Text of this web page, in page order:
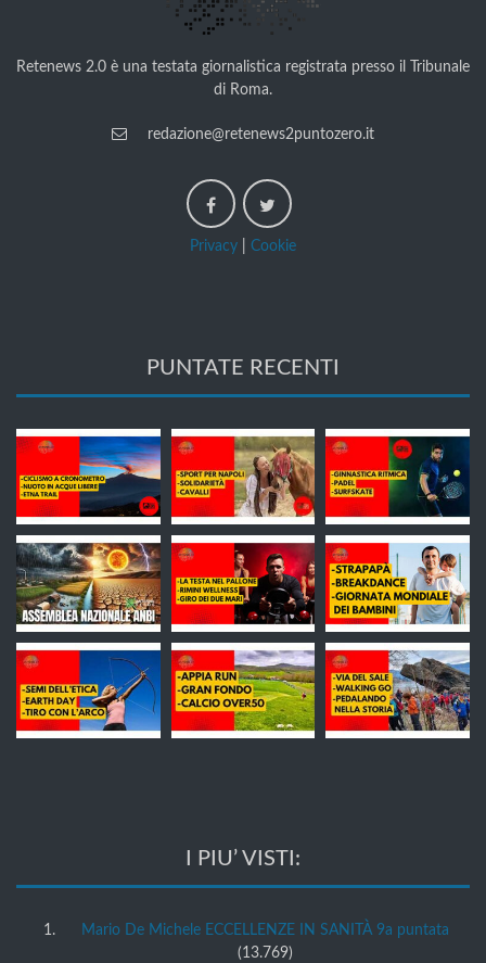
Retenews 2.0 è una testata giornalistica registrata presso il Tribunale
di Roma.
redazione@retenews2puntozero.it
Privacy Cookie
PUNTATE RECENTI
I PIU’ VISTI:
Mario De Michele ECCELLENZE IN SANITÀ 9a puntata
(13.769)